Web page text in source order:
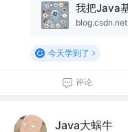
blog.csdn.net
今天学到了
评论
Java大蜗牛